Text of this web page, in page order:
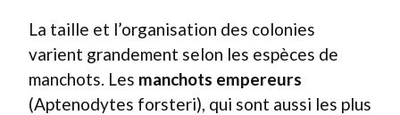
La taille et l’organisation des colonies
varient grandement selon les espèces de
manchots. Les manchots empereurs
(Aptenodytes forsteri), qui sont aussi les plus